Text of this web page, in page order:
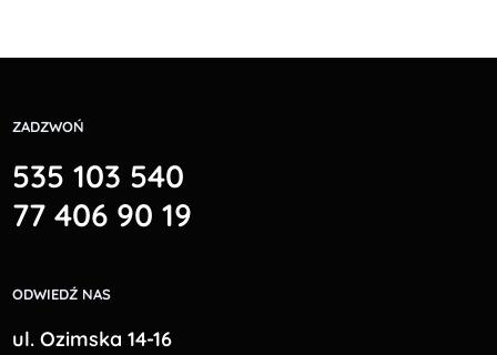
ZADZWOŃ
535 103 540
77 406 90 19
ODWIEDŹ NAS
ul. Ozimska 14-16